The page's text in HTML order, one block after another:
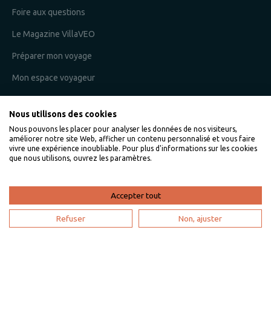
Foire aux questions
Le Magazine VillaVEO
Préparer mon voyage
Mon espace voyageur
L'expertise VillaVEO
Mon espace propriétaire
Nous utilisons des cookies
Nous pouvons les placer pour analyser les données de nos visiteurs,
améliorer notre site Web, afficher un contenu personnalisé et vous faire
vivre une expérience inoubliable. Pour plus d'informations sur les cookies
que nous utilisons, ouvrez les paramètres.
Accepter tout
Refuser Non, ajuster